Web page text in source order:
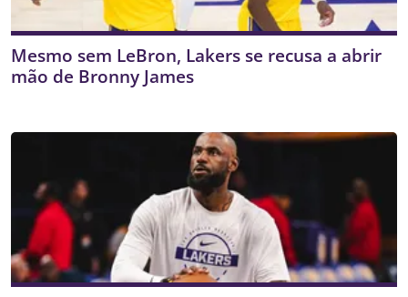
Mesmo sem LeBron, Lakers se recusa a abrir
mão de Bronny James